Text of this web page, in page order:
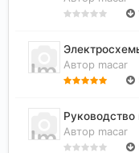
Автор macar
Автор macar